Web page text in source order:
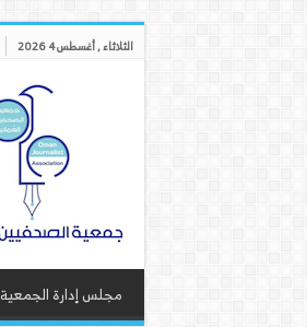
الثلاثاء , أغسطس 4 2026
مجلس إدارة الجمعية